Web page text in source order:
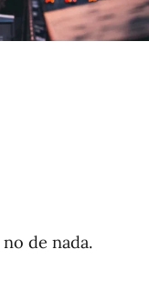
de nada.